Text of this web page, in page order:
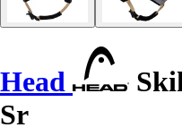
Head
Sr